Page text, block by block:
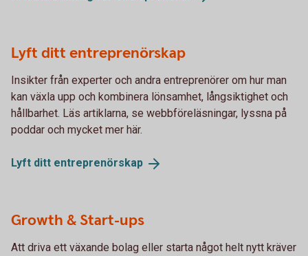
Lyft ditt entreprenörskap
Insikter från experter och andra entreprenörer om hur man
kan växla upp och kombinera lönsamhet, långsiktighet och
hållbarhet. Läs artiklarna, se webbföreläsningar, lyssna på
poddar och mycket mer här.
Lyft ditt entreprenörskap
Growth & Start-ups
Att driva ett växande bolag eller starta något helt nytt kräver